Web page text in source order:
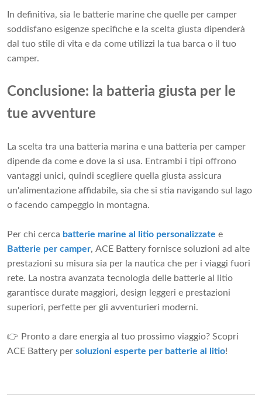
In definitiva, sia le batterie marine che quelle per camper
soddisfano esigenze specifiche e la scelta giusta dipenderà
dal tuo stile di vita e da come utilizzi la tua barca o il tuo
camper.
Conclusione: la batteria giusta per le
tue avventure
La scelta tra una batteria marina e una batteria per camper
dipende da come e dove la si usa. Entrambi i tipi offrono
vantaggi unici, quindi scegliere quella giusta assicura
un'alimentazione affidabile, sia che si stia navigando sul lago
o facendo campeggio in montagna.
Per chi cerca batterie marine al litio personalizzate e
Batterie per camper, ACE Battery fornisce soluzioni ad alte
prestazioni su misura sia per la nautica che per i viaggi fuori
rete. La nostra avanzata tecnologia delle batterie al litio
garantisce durate maggiori, design leggeri e prestazioni
superiori, perfette per gli avventurieri moderni.
👉 Pronto a dare energia al tuo prossimo viaggio? Scopri
ACE Battery per soluzioni esperte per batterie al litio!